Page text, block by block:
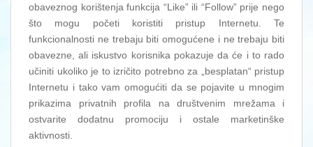
obaveznog korištenja funkcija “Like” ili “Follow” prije nego
što mogu početi koristiti pristup Internetu. Te
funkcionalnosti ne trebaju biti omogućene i ne trebaju biti
obavezne, ali iskustvo korisnika pokazuje da će i to rado
učiniti ukoliko je to izričito potrebno za „besplatan“ pristup
Internetu i tako vam omogućiti da se pojavite u mnogim
prikazima privatnih profila na društvenim mrežama i
ostvarite dodatnu promociju i ostale marketinške
aktivnosti.